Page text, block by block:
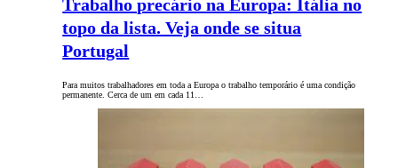
Trabalho precário na Europa: Itália no
topo da lista. Veja onde se situa
Portugal
Para muitos trabalhadores em toda a Europa o trabalho temporário é uma condição
permanente. Cerca de um em cada 11…